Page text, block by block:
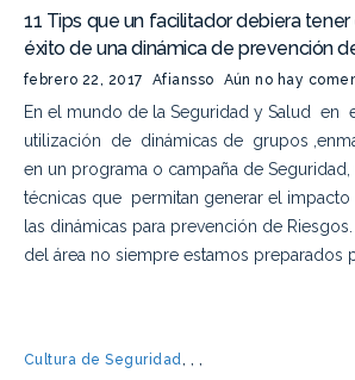
11 Tips que un facilitador debiera
éxito de una dinámica de prevención
febrero 22, 2017 Afiansso Aún no hay
En el mundo de la Seguridad y Salud en
utilización de dinámicas de grupos
en un programa o campaña de
técnicas que permitan generar el impacto
las dinámicas para prevención de
del área no siempre estamos preparados
Cultura de Seguridad, , ,